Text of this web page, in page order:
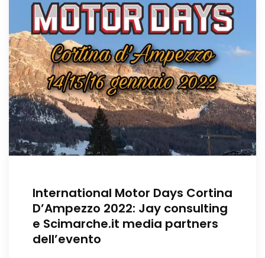
International Motor Days Cortina
D’Ampezzo 2022: Jay consulting
e Scimarche.it media partners
dell’evento